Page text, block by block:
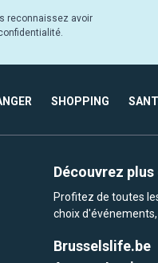
reconnaissez avoir
SHOPPING
Découvrez
Profitez de toutes
choix
Brusselslife.be